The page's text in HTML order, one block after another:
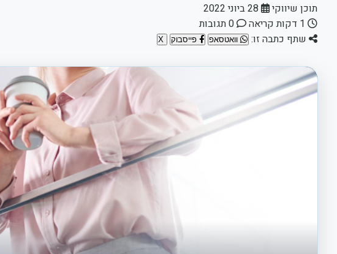
תוכן שיווקי
שתף כתבה זו:
וואטסאפ פייסבוק